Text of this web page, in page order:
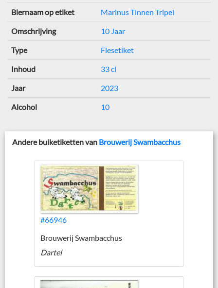
Biernaam op etiket Marinus Tinnen Tripel
Omschrijving 10 Jaar
Type Flesetiket
Inhoud 33 cl
Jaar 2023
Alcohol 10
Andere buiketiketten van Brouwerij Swambacchus
#66946
Brouwerij Swambacchus
Dartel